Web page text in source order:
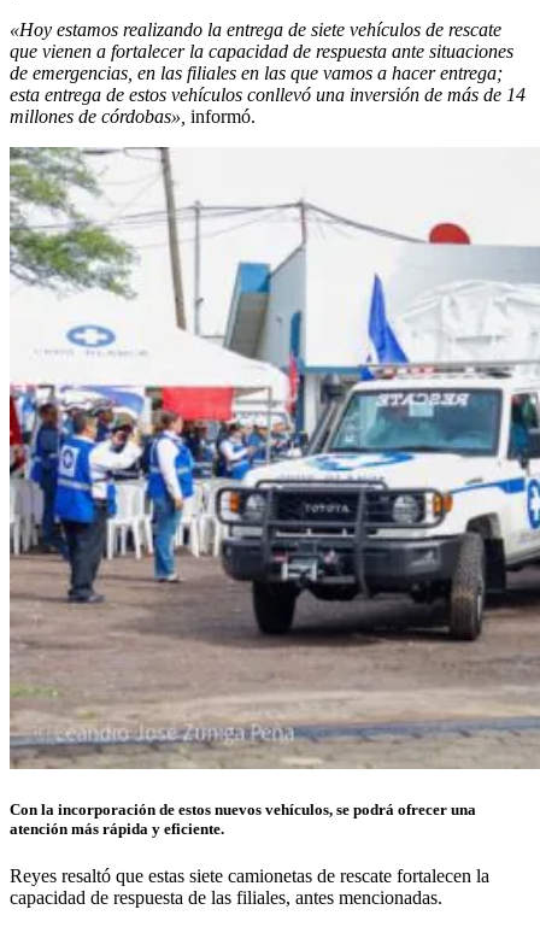
«Hoy estamos realizando la entrega de siete vehículos de rescate
que vienen a fortalecer la capacidad de respuesta ante situaciones
de emergencias, en las filiales en las que vamos a hacer entrega;
esta entrega de estos vehículos conllevó una inversión de más de 14
millones de córdobas», informó.
Con la incorporación de estos nuevos vehículos, se podrá ofrecer una
atención más rápida y eficiente.
Reyes resaltó que estas siete camionetas de rescate fortalecen la
capacidad de respuesta de las filiales, antes mencionadas.